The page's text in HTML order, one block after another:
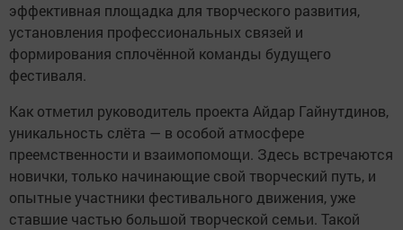
эффективная площадка для творческого развития,
установления профессиональных связей и
формирования сплочённой команды будущего
фестиваля.
Как отметил руководитель проекта Айдар Гайнутдинов,
уникальность слёта — в особой атмосфере
преемственности и взаимопомощи. Здесь встречаются
новички, только начинающие свой творческий путь, и
опытные участники фестивального движения, уже
ставшие частью большой творческой семьи. Такой